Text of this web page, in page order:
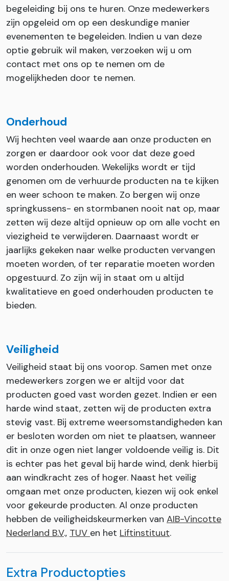
begeleiding bij ons te huren. Onze medewerkers
zijn opgeleid om op een deskundige manier
evenementen te begeleiden. Indien u van deze
optie gebruik wil maken, verzoeken wij u om
contact met ons op te nemen om de
mogelijkheden door te nemen.
Onderhoud
Wij hechten veel waarde aan onze producten en
zorgen er daardoor ook voor dat deze goed
worden onderhouden. Wekelijks wordt er tijd
genomen om de verhuurde producten na te kijken
en weer schoon te maken. Zo bergen wij onze
springkussens- en stormbanen nooit nat op, maar
zetten wij deze altijd opnieuw op om alle vocht en
viezigheid te verwijderen. Daarnaast wordt er
jaarlijks gekeken naar welke producten vervangen
moeten worden, of ter reparatie moeten worden
opgestuurd. Zo zijn wij in staat om u altijd
kwalitatieve en goed onderhouden producten te
bieden.
Veiligheid
Veiligheid staat bij ons voorop. Samen met onze
medewerkers zorgen we er altijd voor dat
producten goed vast worden gezet. Indien er een
harde wind staat, zetten wij de producten extra
stevig vast. Bij extreme weersomstandigheden kan
er besloten worden om niet te plaatsen, wanneer
dit in onze ogen niet langer voldoende veilig is. Dit
is echter pas het geval bij harde wind, denk hierbij
aan windkracht zes of hoger. Naast het veilig
omgaan met onze producten, kiezen wij ook enkel
voor gekeurde producten. Al onze producten
hebben de veiligheidskeurmerken van AIB-Vincotte
Nederland B.V., TUV en het Liftinstituut.
Extra Productopties